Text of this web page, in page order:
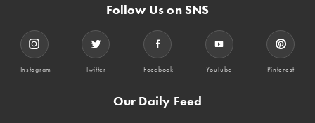
Follow Us on SNS
Instagram Twitter Facebook YouTube Pinterest
Our Daily Feed